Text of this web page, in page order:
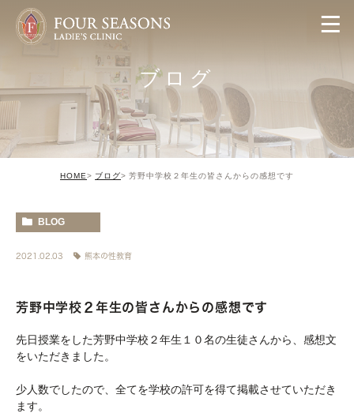
ブログ
HOME ブログ 芳野中学校２年生の皆さんからの感想です
BLOG
2021.02.03 熊本の性教育
芳野中学校２年生の皆さんからの感想です
先日授業をした芳野中学校２年生１０名の生徒さんから、感想文
をいただきました。
少人数でしたので、全てを学校の許可を得て掲載させていただき
ます。